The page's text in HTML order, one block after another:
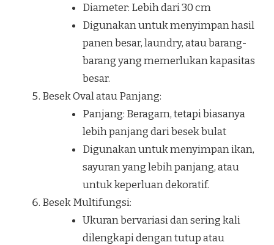
Diameter: Lebih dari 30 cm
Digunakan untuk menyimpan hasil
panen besar, laundry, atau barang-
barang yang memerlukan kapasitas
besar.
Besek Oval atau Panjang:
Panjang: Beragam, tetapi biasanya
lebih panjang dari besek bulat
Digunakan untuk menyimpan ikan,
sayuran yang lebih panjang, atau
untuk keperluan dekoratif.
Besek Multifungsi:
Ukuran bervariasi dan sering kali
dilengkapi dengan tutup atau